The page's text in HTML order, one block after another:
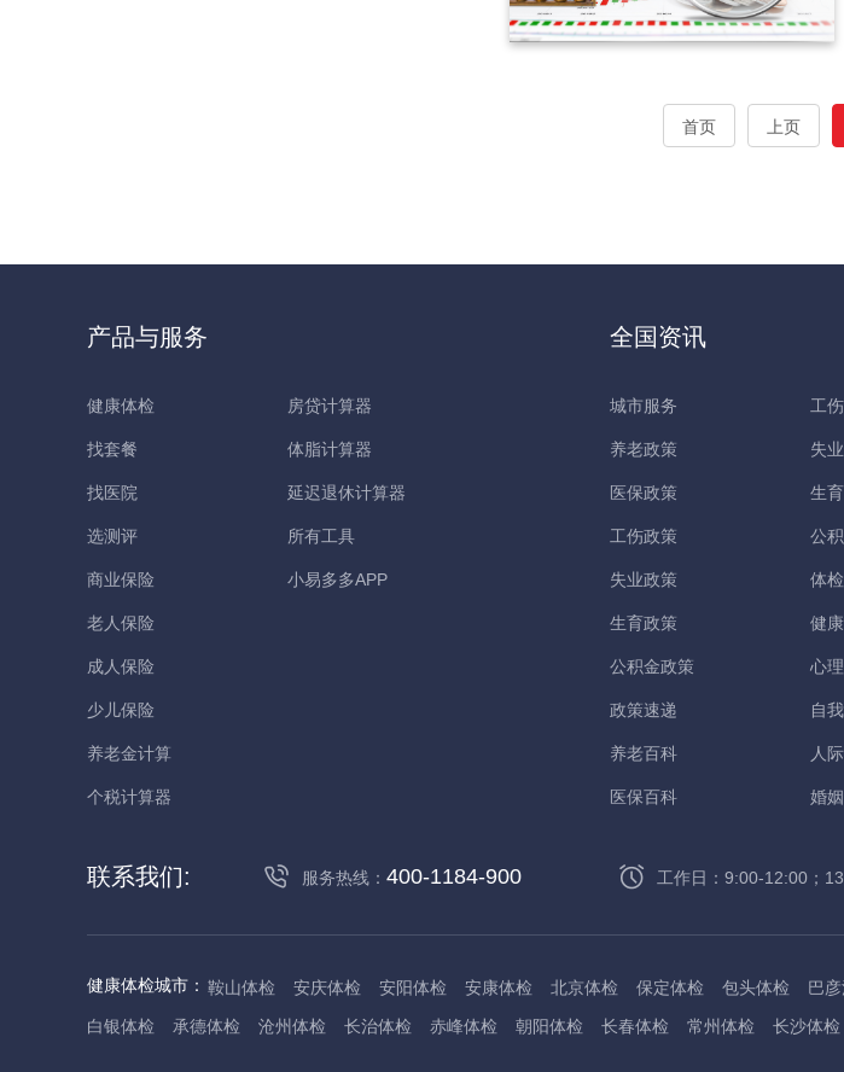
首页 上页
产品与服务
健康体检
找套餐
找医院
选测评
商业保险
老人保险
成人保险
少儿保险
养老金计算
个税计算器
房贷计算器
体脂计算器
延迟退休计算器
所有工具
小易多多APP
全国资讯
城市服务
养老政策
医保政策
工伤政策
失业政策
生育政策
公积金政策
政策速递
养老百科
医保百科
工
失
生
公
体
健
心
自
人
婚
联系我们: 服务热线： 400-1184-900 工作日：9:00-12:00；
健康体检城市： 鞍山体检 安庆体检 安阳体检 安康体检 北京体检 保定体检 包头体检 巴
白银体检
承德体检 沧州体检 长治体检 赤峰体检 朝阳体检 长春体检 常州体检 长沙体检